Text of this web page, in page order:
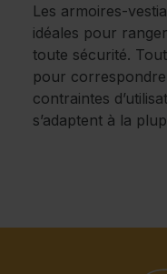
Les armoires-
idéales pour
toute sécurité.
pour
contraintes
s’adaptent à la